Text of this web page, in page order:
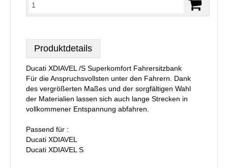
Produktdetails
Ducati XDIAVEL /S Superkomfort Fahrersitzbank
Für die Anspruchsvollsten unter den Fahrern. Dank
des vergrößerten Maßes und der sorgfältigen Wahl
der Materialien lassen sich auch lange Strecken in
vollkommener Entspannung abfahren.
Passend für :
Ducati XDIAVEL
Ducati XDIAVEL S